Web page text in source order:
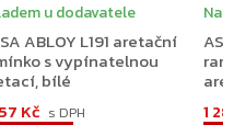
ABLOY L191 aretační
s vypínatelnou
bílé
u dodavatele
Kč
Na
1